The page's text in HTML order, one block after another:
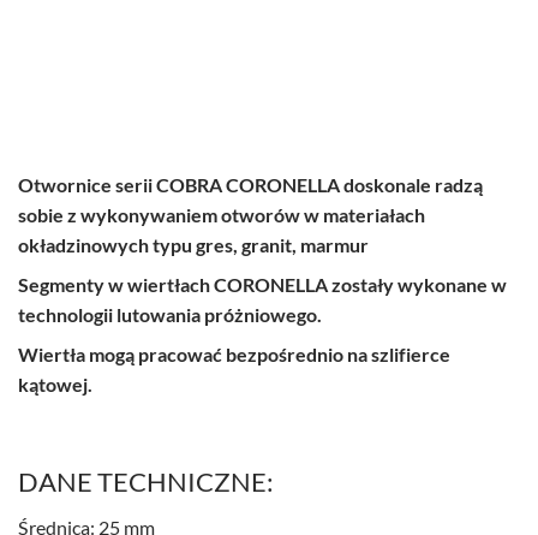
Otwornice serii COBRA CORONELLA doskonale radzą
sobie z wykonywaniem otworów w materiałach
okładzinowych typu gres, granit, marmur
Segmenty w wiertłach CORONELLA zostały wykonane w
technologii lutowania próżniowego.
Wiertła mogą pracować bezpośrednio na szlifierce
kątowej.
DANE TECHNICZNE:
Średnica: 25 mm